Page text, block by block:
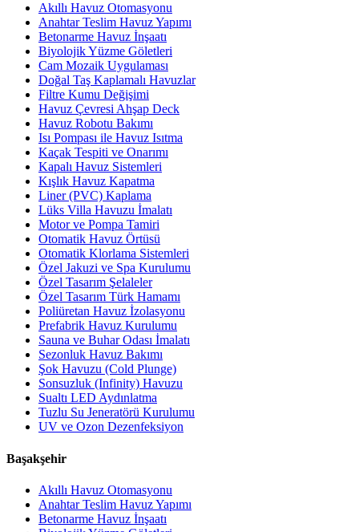
Akıllı Havuz Otomasyonu
Anahtar Teslim Havuz Yapımı
Betonarme Havuz İnşaatı
Biyolojik Yüzme Göletleri
Cam Mozaik Uygulaması
Doğal Taş Kaplamalı Havuzlar
Filtre Kumu Değişimi
Havuz Çevresi Ahşap Deck
Havuz Robotu Bakımı
Isı Pompası ile Havuz Isıtma
Kaçak Tespiti ve Onarımı
Kapalı Havuz Sistemleri
Kışlık Havuz Kapatma
Liner (PVC) Kaplama
Lüks Villa Havuzu İmalatı
Motor ve Pompa Tamiri
Otomatik Havuz Örtüsü
Otomatik Klorlama Sistemleri
Özel Jakuzi ve Spa Kurulumu
Özel Tasarım Şelaleler
Özel Tasarım Türk Hamamı
Poliüretan Havuz İzolasyonu
Prefabrik Havuz Kurulumu
Sauna ve Buhar Odası İmalatı
Sezonluk Havuz Bakımı
Şok Havuzu (Cold Plunge)
Sonsuzluk (Infinity) Havuzu
Sualtı LED Aydınlatma
Tuzlu Su Jeneratörü Kurulumu
UV ve Ozon Dezenfeksiyon
Başakşehir
Akıllı Havuz Otomasyonu
Anahtar Teslim Havuz Yapımı
Betonarme Havuz İnşaatı